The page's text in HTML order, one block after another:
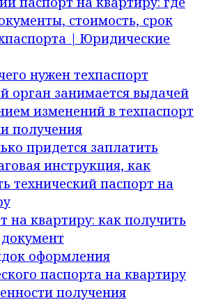
стоимость, срок
| Юридические
нужен техпаспорт
орган занимается выдачей
изменений в техпаспорт
получения
придется заплатить
инструкция, как
технический паспорт на
на квартиру: как получить
оформления
паспорта на квартиру
получения